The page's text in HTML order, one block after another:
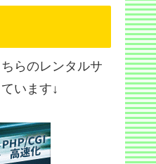
らのレンタルサ
います↓